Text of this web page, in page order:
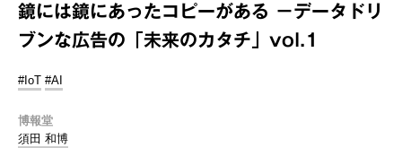
鏡には鏡にあったコピーがある －データドリ
ブンな広告の「未来のカタチ」vol.1
#IoT #AI
博報堂
須田 和博